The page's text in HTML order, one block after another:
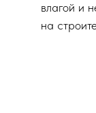
влагой и
на